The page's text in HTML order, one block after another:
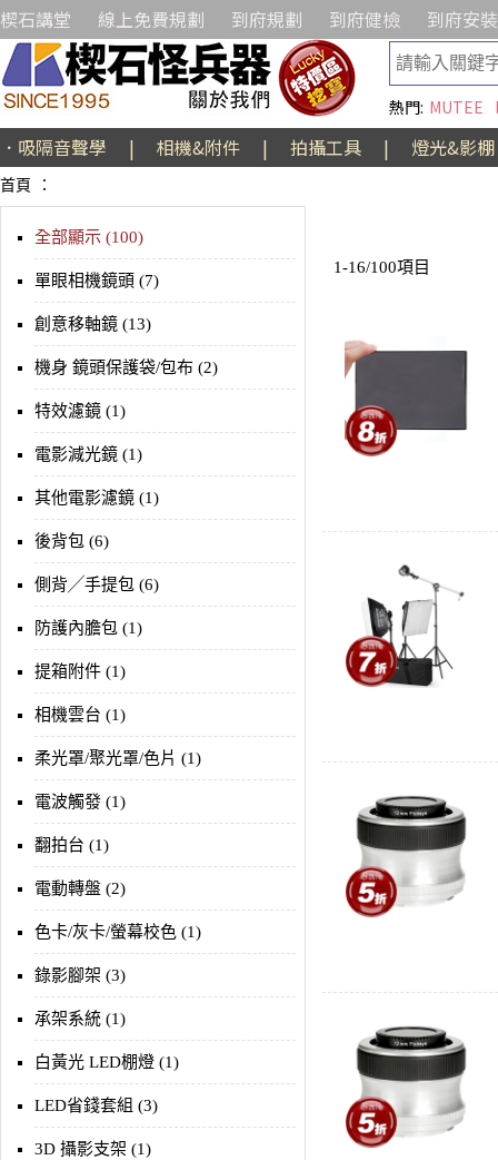
楔石講堂 線上免費規劃 到府規劃 到府健檢 到府安裝
熱門: MUTEE
．吸隔音聲學 | 相機&附件 | 拍攝工具 | 燈光&影棚
首頁 ：
全部顯示 (100)
單眼相機鏡頭 (7)
創意移軸鏡 (13)
機身 鏡頭保護袋/包布 (2)
特效濾鏡 (1)
電影減光鏡 (1)
其他電影濾鏡 (1)
後背包 (6)
側背╱手提包 (6)
防護內膽包 (1)
提箱附件 (1)
相機雲台 (1)
柔光罩/聚光罩/色片 (1)
電波觸發 (1)
翻拍台 (1)
電動轉盤 (2)
色卡/灰卡/螢幕校色 (1)
錄影腳架 (3)
承架系統 (1)
白黃光 LED棚燈 (1)
LED省錢套組 (3)
3D 攝影支架 (1)
1-16/100項目